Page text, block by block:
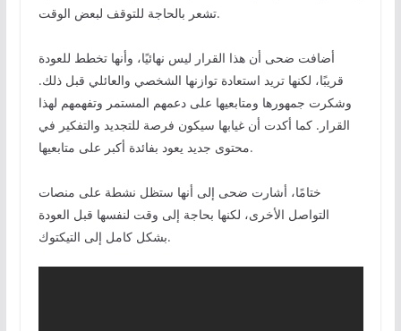
تشعر بالحاجة للتوقف لبعض الوقت.
أضافت ضحى أن هذا القرار ليس نهائيًا، وأنها تخطط للعودة
قريبًا، لكنها تريد استعادة توازنها الشخصي والعائلي قبل ذلك.
وشكرت جمهورها ومتابعيها على دعمهم المستمر وتفهمهم لهذا
القرار. كما أكدت أن غيابها سيكون فرصة للتجديد والتفكير في
محتوى جديد يعود بفائدة أكبر على متابعيها.
ختامًا، أشارت ضحى إلى أنها ستظل نشطة على منصات
التواصل الأخرى، لكنها بحاجة إلى وقت لنفسها قبل العودة
بشكل كامل إلى التيكتوك.